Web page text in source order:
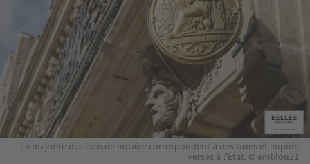
La majorité des frais de notaire correspondent à des taxes et impôts
versés à l'État. © emlilou21